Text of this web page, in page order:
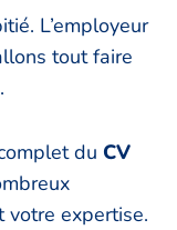
L’employeur
tout faire
du CV
votre expertise.